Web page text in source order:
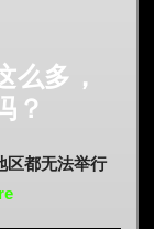
么多，
？
区都无法举行